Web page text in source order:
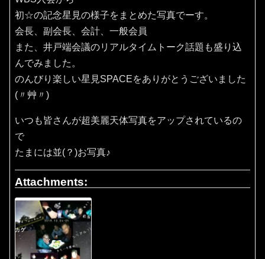
初☆の記念星見の様子をまとめた写真でーす。
会長、副会長、会計、一般会員
また、井戸端会議のリアルタイムトーク話題も盛り込
んでみました。
のんびり楽しい星見SPACEをありがとうございました
(〃艸〃)
いつも皆さんが超美麗天体写真をアップされているの
で
たまには並(？)お写真♪
Attachments: